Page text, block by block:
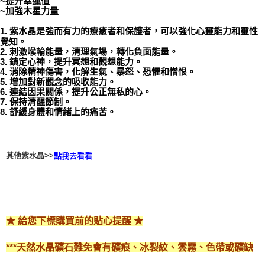
付款後門市自取
免運費
~加強木星力量
1. 紫水晶是強而有力的療癒者和保護者，可以強化心靈能力和靈性
覺知。
2. 刺激喉輪能量，清理氣場，轉化負面能量。
3. 鎮定心神，提升冥想和觀想能力。
4. 消除精神傷害，化解生氣、暴怒、恐懼和憎恨。
5. 增加對新觀念的吸收能力。
6. 連結因果關係，提升公正無私的心。
7. 保持清醒節制。
8. 舒緩身體和情緒上的痛苦。
其他紫水晶>>點我去看看
★ 給您下標購買前的貼心提醒 ★
***天然水晶礦石難免會有礦痕、冰裂紋、雲霧、色帶或礦缺